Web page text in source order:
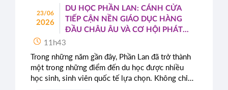
23/06
2026
DU HỌC PHẦN LAN: CÁNH CỬA
TIẾP CẬN NỀN GIÁO DỤC HÀNG
ĐẦU CHÂU ÂU VÀ CƠ HỘI PHÁT
TRIỂN TOÀN CẦU
11h43
Trong những năm gần đây, Phần Lan đã trở thành
một trong những điểm đến du học được nhiều
học sinh, sinh viên quốc tế lựa chọn. Không chỉ